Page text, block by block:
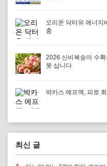
오리온 닥터유 에너지
충
2026 신비복숭아 수
못 삽니다
박카스 에프액, 피로
최신 글